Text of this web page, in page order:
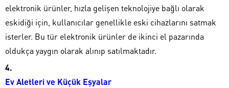
elektronik ürünler, hızla gelişen teknolojiye bağlı olarak
eskidiği için, kullanıcılar genellikle eski cihazlarını satmak
isterler. Bu tür elektronik ürünler de ikinci el pazarında
oldukça yaygın olarak alınıp satılmaktadır.
Ev Aletleri ve Küçük Eşyalar